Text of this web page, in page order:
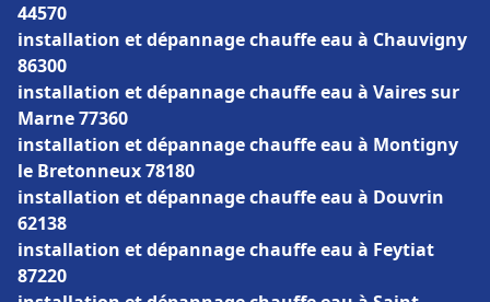
44570
installation et dépannage chauffe eau à Chauvigny
86300
installation et dépannage chauffe eau à Vaires sur
Marne 77360
installation et dépannage chauffe eau à Montigny
le Bretonneux 78180
installation et dépannage chauffe eau à Douvrin
62138
installation et dépannage chauffe eau à Feytiat
87220